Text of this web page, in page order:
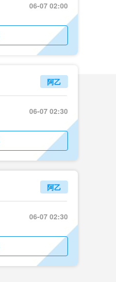
06-07 02:00
阿乙
06-07 02:30
阿乙
06-07 02:30